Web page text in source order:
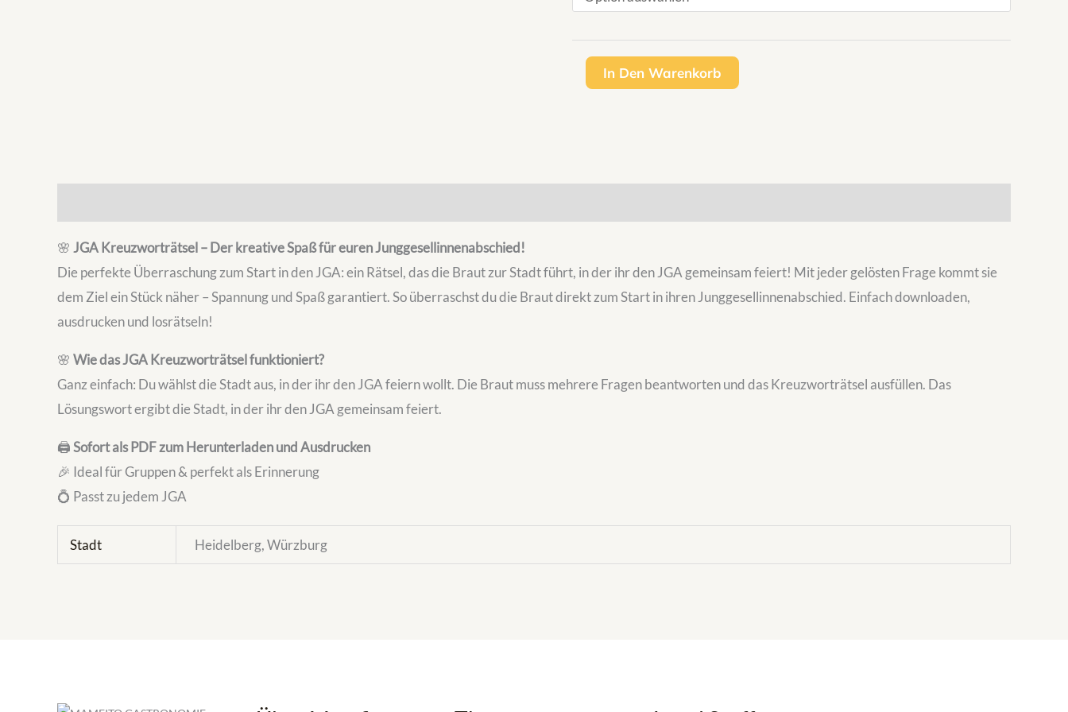
In Den Warenkorb
🌸 JGA Kreuzworträtsel – Der kreative Spaß für euren Junggesellinnenabschied!
Die perfekte Überraschung zum Start in den JGA: ein Rätsel, das die Braut zur Stadt führt, in der ihr den JGA gemeinsam feiert! Mit jeder gelösten Frage kommt sie
dem Ziel ein Stück näher – Spannung und Spaß garantiert. So überraschst du die Braut direkt zum Start in ihren Junggesellinnenabschied. Einfach downloaden,
ausdrucken und losrätseln!
🌸 Wie das JGA Kreuzworträtsel funktioniert?
Ganz einfach: Du wählst die Stadt aus, in der ihr den JGA feiern wollt. Die Braut muss mehrere Fragen beantworten und das Kreuzworträtsel ausfüllen. Das
Lösungswort ergibt die Stadt, in der ihr den JGA gemeinsam feiert.
🖨️Sofort als PDF zum Herunterladen und Ausdrucken
🎉 Ideal für Gruppen & perfekt als Erinnerung
💍 Passt zu jedem JGA
Stadt Heidelberg, Würzburg